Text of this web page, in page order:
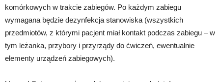
komórkowych w trakcie zabiegów. Po każdym zabiegu
wymagana będzie dezynfekcja stanowiska (wszystkich
przedmiotów, z którymi pacjent miał kontakt podczas zabiegu – w
tym leżanka, przybory i przyrządy do ćwiczeń, ewentualnie
elementy urządzeń zabiegowych).